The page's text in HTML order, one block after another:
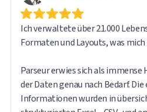
Ich verwaltete über 21.000
Formaten und Layouts, was
Parseur erwies sich als
der Daten genau nach Bedarf.
Informationen wurden in